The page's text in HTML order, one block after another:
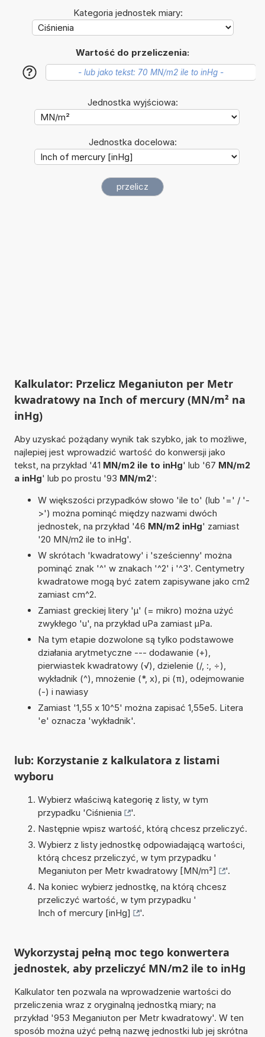
Kategoria jednostek miary:
Wartość do przeliczenia:
?
Jednostka wyjściowa:
Jednostka docelowa:
Kalkulator: Przelicz Meganiuton per Metr
kwadratowy na Inch of mercury (MN/m² na
inHg)
Aby uzyskać pożądany wynik tak szybko, jak to możliwe,
najlepiej jest wprowadzić wartość do konwersji jako
tekst, na przykład '41 MN/m2 ile to inHg' lub '67 MN/m2
a inHg' lub po prostu '93 MN/m2':
W większości przypadków słowo 'ile to' (lub '=' / '-
>') można pominąć między nazwami dwóch
jednostek, na przykład '46 MN/m2 inHg' zamiast
'20 MN/m2 ile to inHg'.
W skrótach 'kwadratowy' i 'sześcienny' można
pominąć znak '^' w znakach '^2' i '^3'. Centymetry
kwadratowe mogą być zatem zapisywane jako cm2
zamiast cm^2.
Zamiast greckiej litery 'µ' (= mikro) można użyć
zwykłego 'u', na przykład uPa zamiast µPa.
Na tym etapie dozwolone są tylko podstawowe
działania arytmetyczne --- dodawanie (+),
pierwiastek kwadratowy (√), dzielenie (/, :, ÷),
wykładnik (^), mnożenie (*, x), pi (π), odejmowanie
(-) i nawiasy
Zamiast '1,55 x 10^5' można zapisać 1,55e5. Litera
'e' oznacza 'wykładnik'.
lub: Korzystanie z kalkulatora z listami
wyboru
Wybierz właściwą kategorię z listy, w tym
przypadku 'Ciśnienia
'.
Następnie wpisz wartość, którą chcesz przeliczyć.
Wybierz z listy jednostkę odpowiadającą wartości,
którą chcesz przeliczyć, w tym przypadku '
Meganiuton per Metr kwadratowy [MN/m²]
'.
Na koniec wybierz jednostkę, na którą chcesz
przeliczyć wartość, w tym przypadku '
Inch of mercury [inHg]
'.
Wykorzystaj pełną moc tego konwertera
jednostek, aby przeliczyć MN/m2 ile to inHg
Kalkulator ten pozwala na wprowadzenie wartości do
przeliczenia wraz z oryginalną jednostką miary; na
przykład '953 Meganiuton per Metr kwadratowy'. W ten
sposób można użyć pełną nazwę jednostki lub jej skrótna